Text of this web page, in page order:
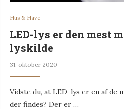
Hus & Have
LED-lys er den mest
lyskilde
31. oktober 2020
Vidste du, at LED-lys er en af de
der findes? Der er …